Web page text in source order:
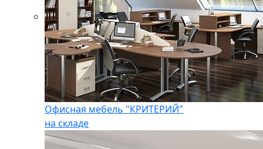
Офисная мебель "КРИТЕРИЙ"
на складе